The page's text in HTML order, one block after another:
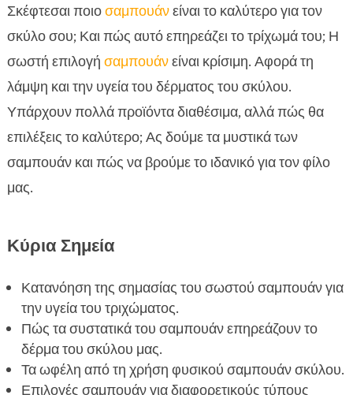
 Επιλογή του κατάλληλου σαμπουάν για το
σκύλο σας
Οι διαφορετικοί τύποι σαμπουάν για σκύλους
Οδηγίες για σωστή χρήση σαμπουάν για
σκύλους
Σαμπουάν για κουτάβια
Premium σαμπουάν σκύλου
Σαμπουάν που βοηθούν στην αντιμετώπιση της
 Καλύτερα σαμπουάν για σκύλους σύμφωνα με
 Κατάλληλες πρακτικές για υγιές δέρμα σκύλου

Τι πρέπει να περιέχει ένα καλό σαμπουάν για
σκύλους
 Ποια συχνότητα είναι η κατάλληλη για το
λούσιμο σκύλου
Σκέφτεσαι ποιοσαμπουάνείναι το καλύτερο για τον
σκύλο σου; Και πώς αυτό επηρεάζει το τρίχωμά του; Η
σωστή επιλογή σαμπουάνείναι κρίσιμη. Αφορά τη
λάμψη και την υγεία του δέρματος του σκύλου.
Υπάρχουν πολλά προϊόντα διαθέσιμα, αλλά πώς θα
επιλέξεις το καλύτερο; Ας δούμε τα μυστικά των
σαμπουάν και πώς να βρούμε το ιδανικό για τον φίλο
μας.
Κύρια Σημεία
Κατανόηση της σημασίας του σωστού σαμπουάν για
την υγεία του τριχώματος.
Πώς τα συστατικά του σαμπουάν επηρεάζουν το
δέρμα του σκύλου μας.
Τα ωφέλη από τη χρήση φυσικού σαμπουάν σκύλου.
Επιλογές σαμπουάν για διαφορετικούς τύπους